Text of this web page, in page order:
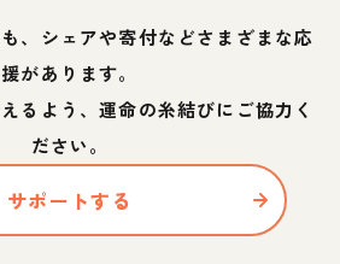
、シェアや寄付などさまざまな応
援があります。
るよう、運命の糸結びにご協力く
ださい。
サポートする